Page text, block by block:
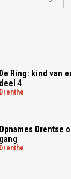
De Ring: kind van
deel 4
drenthe
Opnames Drentse
gang
drenthe